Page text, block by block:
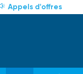
Appels d'offres